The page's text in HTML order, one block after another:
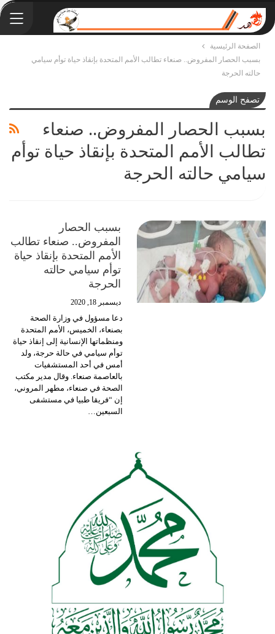
الصفحة الرئيسية
بسبب الحصار المفروض.. صنعاء تطالب الأمم المتحدة بإنقاذ حياة توأم سيامي
حالته الحرجة
تصفح الوسم
بسبب الحصار المفروض.. صنعاء
تطالب الأمم المتحدة بإنقاذ حياة توأم
سيامي حالته الحرجة
بسبب الحصار
المفروض.. صنعاء تطالب
الأمم المتحدة بإنقاذ حياة
توأم سيامي حالته
الحرجة
ديسمبر 18, 2020
دعا مسؤول في وزارة الصحة
بصنعاء، الخميس، الأمم المتحدة
ومنظماتها الإنسانية إلى إنقاذ حياة
توأم سيامي في حالة حرجة، ولد
أمس في أحد المستشفيات
بالعاصمة صنعاء. وقال مدير مكتب
الصحة في صنعاء، مطهر المروني،
إن “فريقا طبيا في مستشفى
السبعين…